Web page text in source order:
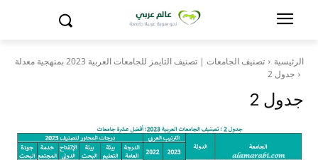
الرئيسية
تصنيف الجامعات | تصنيف التايمز للجامعات العربية 2023 بمنهجية معدلة
جدول 2
جدول 2